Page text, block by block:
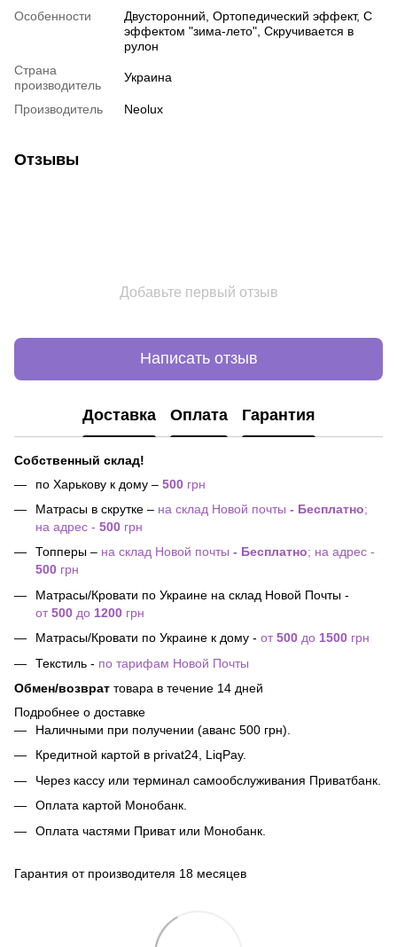
Особенности Двусторонний Ортопедический эффект, С
эффектом "зима-лето" Скручивается в
рулон
Страна
производитель
Украина
Производитель Neolux
Отзывы
Добавьте первый отзыв
Написать отзыв
Доставка Оплата Гарантия
Собственный склад!
по Харькову к дому – 500 грн
Матрасы в скрутке – на склад Новой почты - Бесплатно;
на адрес - 500 грн
Топперы – на склад Новой почты - Бесплатно; на адрес -
500 грн
Матрасы/Кровати по Украине на склад Новой Почты -
от500 до 1200 грн
Матрасы/Кровати по Украине к дому - от500 до 1500 грн
Текстиль - по тарифам Новой Почты
Обмен/возврат товара в течение 14 дней
Подробнее о доставке
Наличными при получении (аванс 500 грн).
Кредитной картой в privat24, LiqPay.
Через кассу или терминал самообслуживания Приватбанк.
Оплата картой Монобанк.
Оплата частями Приват или Монобанк.
Гарантия от производителя 18 месяцев